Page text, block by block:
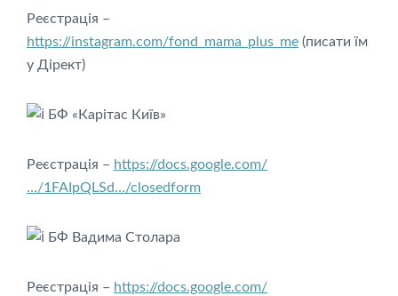
Реєстрація –
https://instagram.com/fond_mama_plus_me (писати їм
у Дірект)
БФ «Карітас Київ»
Реєстрація – https://docs.google.com/
…/1FAIpQLSd…/closedform
БФ Вадима Столара
Реєстрація – https://docs.google.com/